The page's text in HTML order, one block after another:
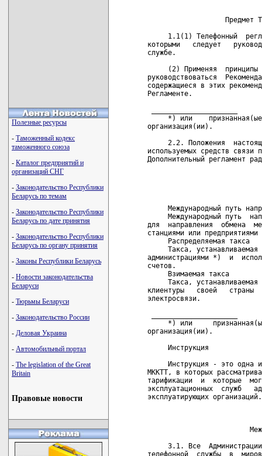
Полезные ресурсы
- Таможенный кодекс
таможенного союза
- Каталог предприятий и
организаций СНГ
- Законодательство Республики
Беларусь по темам
- Законодательство Республики
Беларусь по дате принятия
- Законодательство Республики
Беларусь по органу принятия
- Законы Республики Беларусь
- Новости законодательства
Беларуси
- Тюрьмы Беларуси
- Законодательство России
- Деловая Украина
- Автомобильный портал
- The legislation of the Great
Britain
Правовые новости